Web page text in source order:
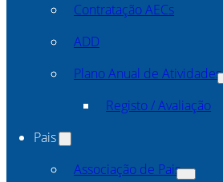
Contratação AECs
ADD
Plano Anual de Atividades
Registo / Avaliação
Pais
Associação de Pais